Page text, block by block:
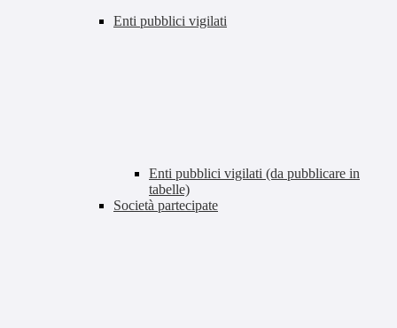
Enti pubblici vigilati
Enti pubblici vigilati (da pubblicare in
tabelle)
Società partecipate